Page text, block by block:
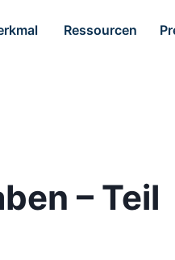
Ressourcen
– Teil